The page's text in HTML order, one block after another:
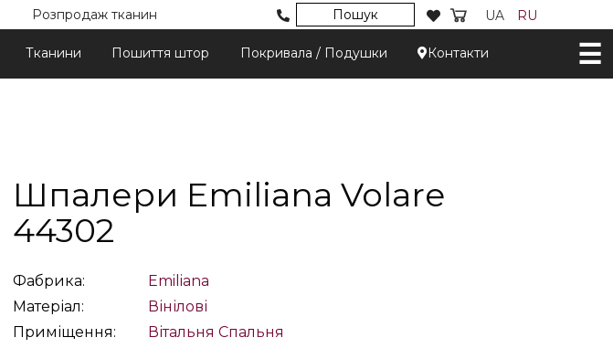
Розпродаж тканин Пошук UA RU
Тканини Пошиття штор Покривала / Подушки Контакти
Шпалери Emiliana Volare
44302
Фабрика:
Emiliana
Матеріал:
Вінілові
Приміщення:
Вітальня Спальня